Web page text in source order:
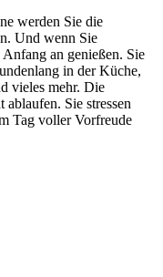
werden Sie die
Und wenn Sie
an genießen. Sie
in der Küche,
vieles mehr. Die
Sie stressen
Tag voller Vorfreude